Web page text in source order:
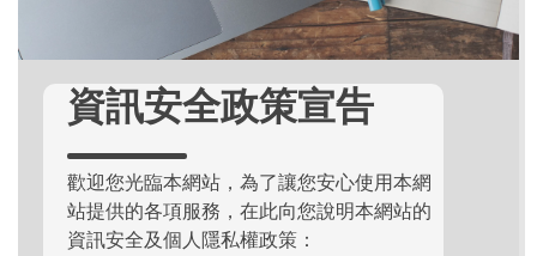
資訊安全政策宣告
歡迎您光臨本網站，為了讓您安心使用本網
站提供的各項服務，在此向您說明本網站的
資訊安全及個人隱私權政策：